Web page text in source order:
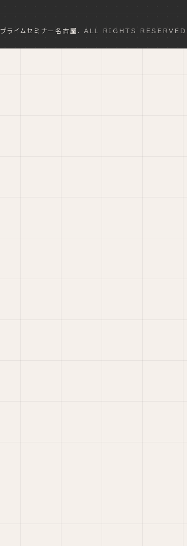
プライムセミナー名古屋 . ALL RIGHTS RESERVED.